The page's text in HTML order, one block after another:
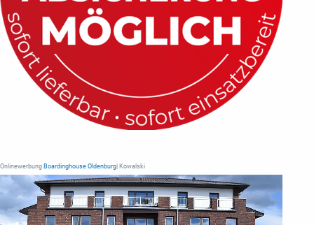
Onlinewerbung Boardinghouse Oldenburg | Kowalski